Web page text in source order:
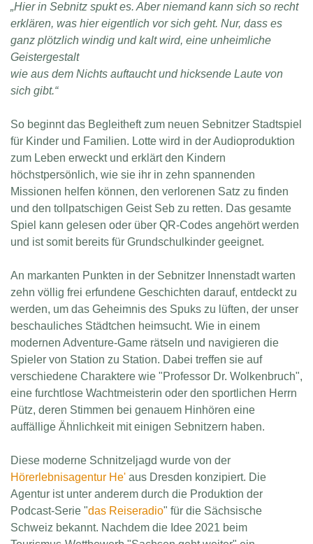
„Hier in Sebnitz spukt es. Aber niemand kann sich so recht
erklären, was hier eigentlich vor sich geht. Nur, dass es
ganz plötzlich windig und kalt wird, eine unheimliche
Geistergestalt
wie aus dem Nichts auftaucht und hicksende Laute von
sich gibt.“
So beginnt das Begleitheft zum neuen Sebnitzer Stadtspiel
für Kinder und Familien. Lotte wird in der Audioproduktion
zum Leben erweckt und erklärt den Kindern
höchstpersönlich, wie sie ihr in zehn spannenden
Missionen helfen können, den verlorenen Satz zu finden
und den tollpatschigen Geist Seb zu retten. Das gesamte
Spiel kann gelesen oder über QR-Codes angehört werden
und ist somit bereits für Grundschulkinder geeignet.
An markanten Punkten in der Sebnitzer Innenstadt warten
zehn völlig frei erfundene Geschichten darauf, entdeckt zu
werden, um das Geheimnis des Spuks zu lüften, der unser
beschauliches Städtchen heimsucht. Wie in einem
modernen Adventure-Game rätseln und navigieren die
Spieler von Station zu Station. Dabei treffen sie auf
verschiedene Charaktere wie "Professor Dr. Wolkenbruch",
eine furchtlose Wachtmeisterin oder den sportlichen Herrn
Pütz, deren Stimmen bei genauem Hinhören eine
auffällige Ähnlichkeit mit einigen Sebnitzern haben.
Diese moderne Schnitzeljagd wurde von der
Hörerlebnisagentur He' aus Dresden konzipiert. Die
Agentur ist unter anderem durch die Produktion der
Podcast-Serie "das Reiseradio" für die Sächsische
Schweiz bekannt. Nachdem die Idee 2021 beim